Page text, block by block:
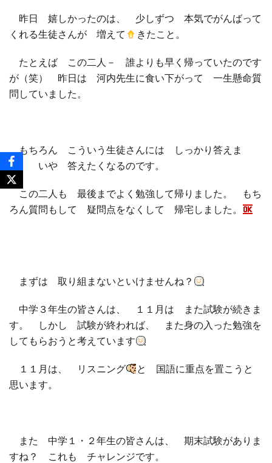
昨日 嬉しかったのは、 少しずつ 本気でがんばって
くれる生徒さんが 増えて
きたこと。
たとえば この二人－ 誰よりも早く帰っていたのです
が（笑） 昨日は 河内先生に食い下がって 一生懸命質
問していました。
もちろん こういう生徒さんには しっかり答えま
す。 いや 答えたくなるのです。
この二人も 最後までよく勉強して帰りました。 もち
ろん質問もして 疑問点をなくして 帰宅しました。
まずは 取り組まないといけませんね？
中学３年生の皆さんは、 １１月は また試験が続きま
す。 しかし 試験が終われば、 また身の入った勉強を
してもらおうと考えています
１１月は、 リスニング
と 国語に重点を置こうと
思います。
また 中学１・２年生の皆さんは、 期末試験がありま
すね？ これも チャレンジです。